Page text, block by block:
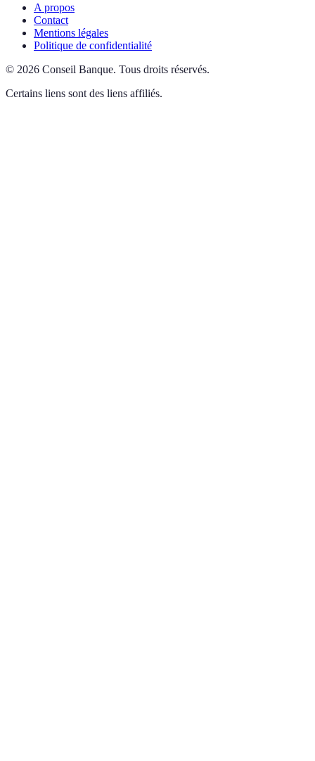
A propos
Contact
Mentions légales
Politique de confidentialité
© 2026 Conseil Banque. Tous droits réservés.
Certains liens sont des liens affiliés.